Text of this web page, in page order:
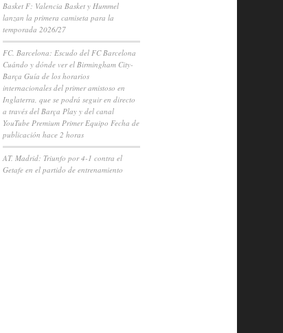
Basket F: Valencia Basket y Hummel
lanzan la primera camiseta para la
temporada 2026/27
FC. Barcelona: Escudo del FC Barcelona
Cuándo y dónde ver el Birmingham City-
Barça Guía de los horarios
internacionales del primer amistoso en
Inglaterra, que se podrá seguir en directo
a través del Barça Play y del canal
YouTube Premium Primer Equipo Fecha de
publicación hace 2 horas
AT. Madrid: Triunfo por 4-1 contra el
Getafe en el partido de entrenamiento